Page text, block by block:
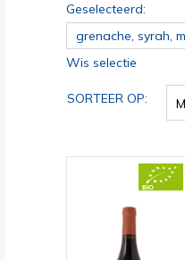
Geselecteerd:
grenache, syrah,
Wis selectie
SORTEER OP: